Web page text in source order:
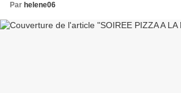
Par helene06